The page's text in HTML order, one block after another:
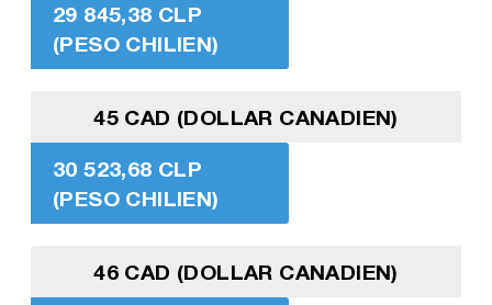
29 845,38 CLP
(PESO CHILIEN)
45 CAD (DOLLAR CANADIEN)
30 523,68 CLP
(PESO CHILIEN)
46 CAD (DOLLAR CANADIEN)